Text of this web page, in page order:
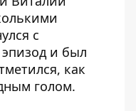
с
и был
как
голом.